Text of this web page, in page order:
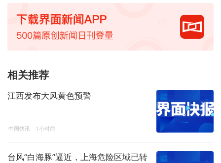
相关推荐
江西发布大风黄色预警
中国快讯 1小时前
台风“白海豚”逼近，上海危险区域已转